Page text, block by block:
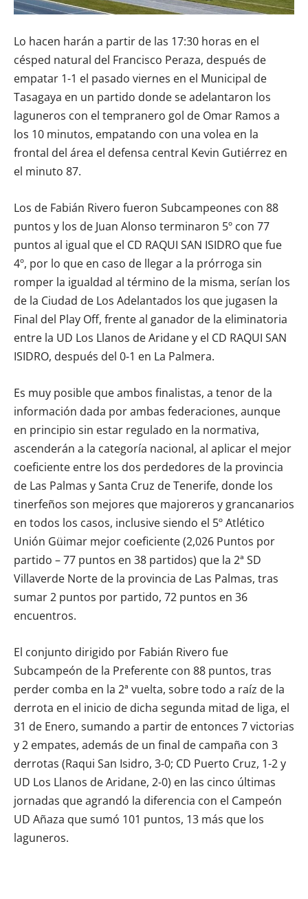
Lo hacen harán a partir de las 17:30 horas en el
césped natural del Francisco Peraza, después de
empatar 1-1 el pasado viernes en el Municipal de
Tasagaya en un partido donde se adelantaron los
laguneros con el tempranero gol de Omar Ramos a
los 10 minutos, empatando con una volea en la
frontal del área el defensa central Kevin Gutiérrez en
el minuto 87.
Los de Fabián Rivero fueron Subcampeones con 88
puntos y los de Juan Alonso terminaron 5º con 77
puntos al igual que el CD RAQUI SAN ISIDRO que fue
4º, por lo que en caso de llegar a la prórroga sin
romper la igualdad al término de la misma, serían los
de la Ciudad de Los Adelantados los que jugasen la
Final del Play Off, frente al ganador de la eliminatoria
entre la UD Los Llanos de Aridane y el CD RAQUI SAN
ISIDRO, después del 0-1 en La Palmera.
Es muy posible que ambos finalistas, a tenor de la
información dada por ambas federaciones, aunque
en principio sin estar regulado en la normativa,
ascenderán a la categoría nacional, al aplicar el mejor
coeficiente entre los dos perdedores de la provincia
de Las Palmas y Santa Cruz de Tenerife, donde los
tinerfeños son mejores que majoreros y grancanarios
en todos los casos, inclusive siendo el 5º Atlético
Unión Güimar mejor coeficiente (2,026 Puntos por
partido – 77 puntos en 38 partidos) que la 2ª SD
Villaverde Norte de la provincia de Las Palmas, tras
sumar 2 puntos por partido, 72 puntos en 36
encuentros.
El conjunto dirigido por Fabián Rivero fue
Subcampeón de la Preferente con 88 puntos, tras
perder comba en la 2ª vuelta, sobre todo a raíz de la
derrota en el inicio de dicha segunda mitad de liga, el
31 de Enero, sumando a partir de entonces 7 victorias
y 2 empates, además de un final de campaña con 3
derrotas (Raqui San Isidro, 3-0; CD Puerto Cruz, 1-2 y
UD Los Llanos de Aridane, 2-0) en las cinco últimas
jornadas que agrandó la diferencia con el Campeón
UD Añaza que sumó 101 puntos, 13 más que los
laguneros.